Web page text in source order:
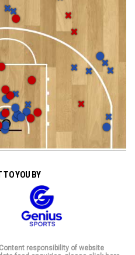
TO YOU BY
Content responsibility of website